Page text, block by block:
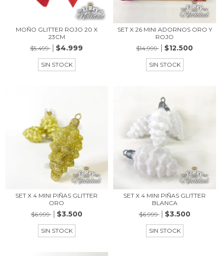
MOÑO GLITTER ROJO 20 X
23CM
$5.499
$4.999
SIN STOCK
SET X 26 MINI ADORNOS ORO Y
ROJO
$14.999
$12.500
SIN STOCK
SET X 4 MINI PIÑAS GLITTER
ORO
$6.999
$3.500
SIN STOCK
SET X 4 MINI PIÑAS GLITTER
BLANCA
$6.999
$3.500
SIN STOCK